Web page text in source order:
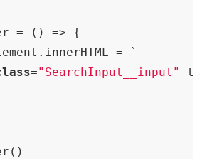
= () => {
= `
="SearchInput__input"